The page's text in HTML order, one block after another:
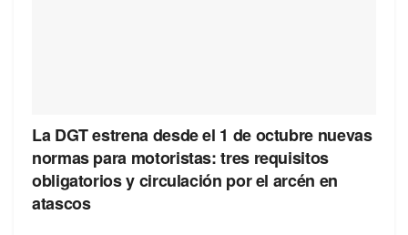
La DGT estrena desde el 1 de octubre nuevas
normas para motoristas: tres requisitos
obligatorios y circulación por el arcén en
atascos